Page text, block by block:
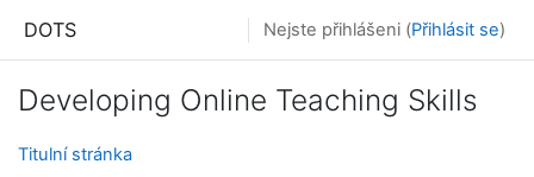
DOTS Nejste přihlášeni (Přihlásit se)
Developing Online Teaching Skills
Titulní stránka